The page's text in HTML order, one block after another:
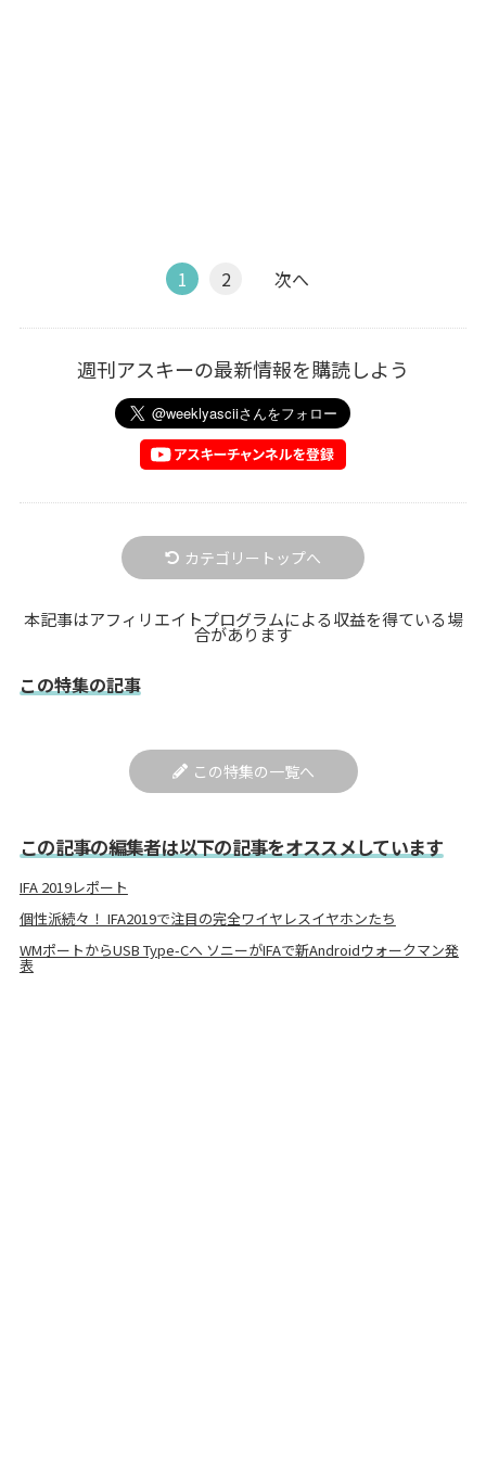
1 2 次へ
週刊アスキーの最新情報を購読しよう
カテゴリートップへ
本記事はアフィリエイトプログラムによる収益を得ている場
合があります
この特集の記事
この特集の一覧へ
この記事の編集者は以下の記事をオススメしています
IFA 2019レポート
個性派続々！ IFA2019で注目の完全ワイヤレスイヤホンたち
WMポートからUSB Type-Cへ ソニーがIFAで新Androidウォークマン発
表